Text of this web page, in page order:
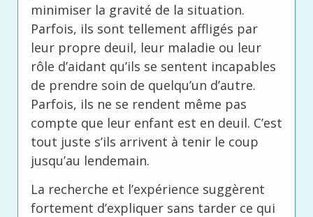
minimiser la gravité de la situation.
Parfois, ils sont tellement affligés par
leur propre deuil, leur maladie ou leur
rôle d’aidant qu’ils se sentent incapables
de prendre soin de quelqu’un d’autre.
Parfois, ils ne se rendent même pas
compte que leur enfant est en deuil. C’est
tout juste s’ils arrivent à tenir le coup
jusqu’au lendemain.
La recherche et l’expérience suggèrent
fortement d’expliquer sans tarder ce qui